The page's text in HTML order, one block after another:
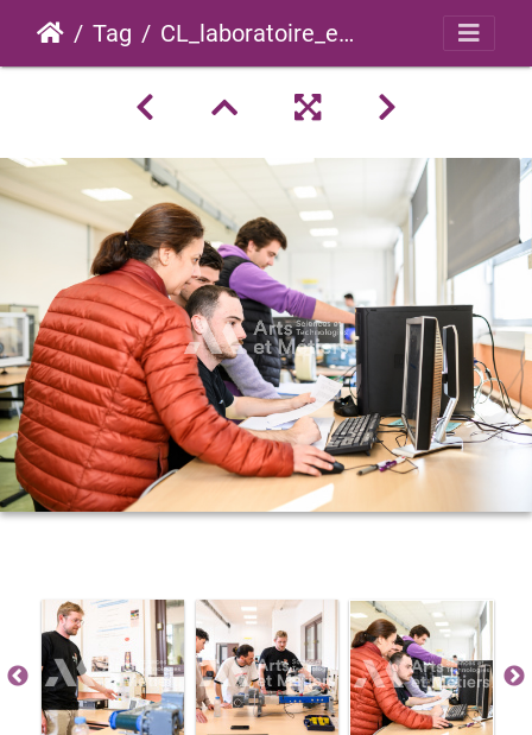
Tag CL_laboratoire_eea_2024_0009